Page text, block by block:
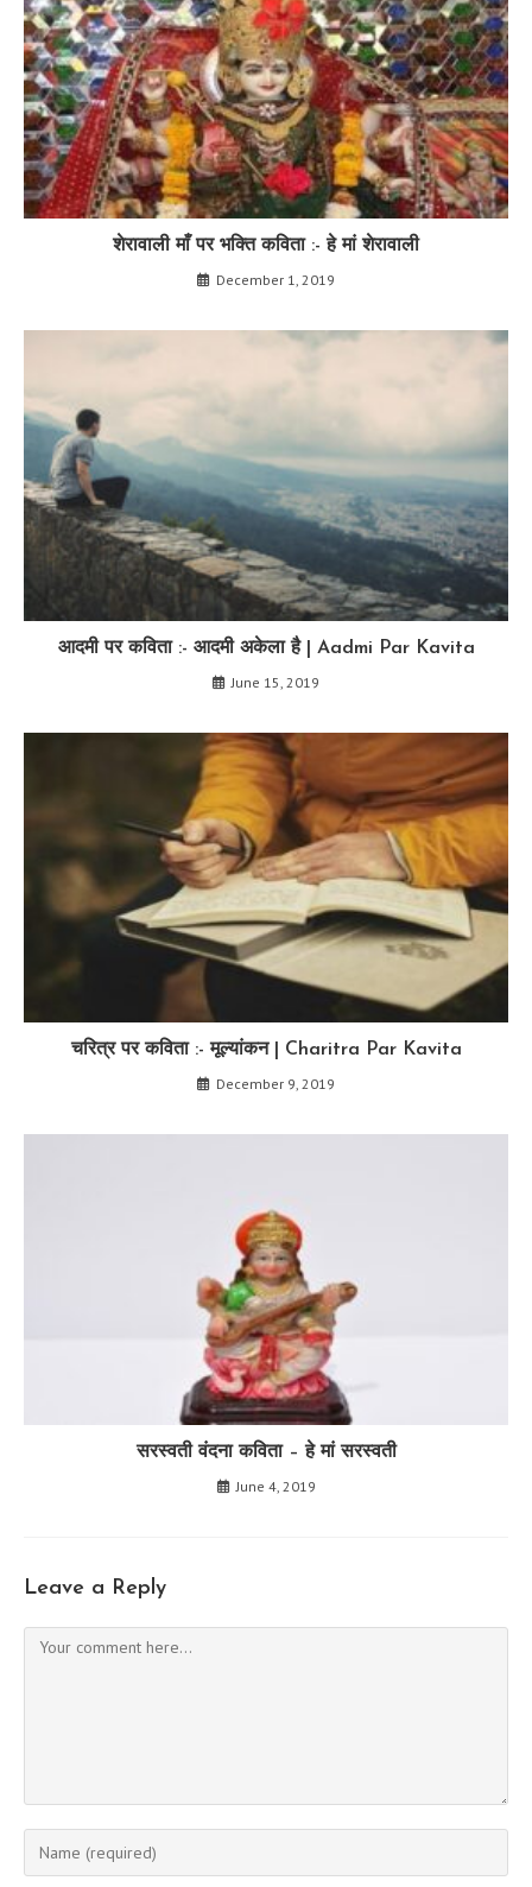
शेरावाली माँ पर भक्ति कविता :- हे मां शेरावाली
December 1, 2019
आदमी पर कविता :- आदमी अकेला है | Aadmi Par Kavita
June 15, 2019
चरित्र पर कविता :- मूल्यांकन | Charitra Par Kavita
December 9, 2019
सरस्वती वंदना कविता – हे मां सरस्वती
June 4, 2019
Leave a Reply
Comment
Enter
your